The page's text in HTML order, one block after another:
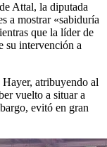
Attal, la diputada
a mostrar «sabiduría
que la líder de
su intervención a
atribuyendo al
vuelto a situar a
evitó en gran